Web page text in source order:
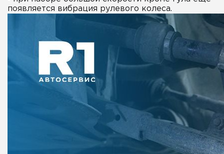
появляется вибрация рулевого колеса.